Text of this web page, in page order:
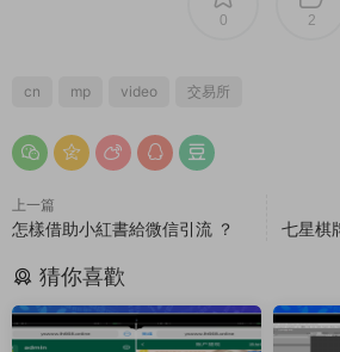
0 2
cn mp video 交易所
上一篇
怎樣借助小紅書給微信引流 ？ 七星棋
猜你喜歡